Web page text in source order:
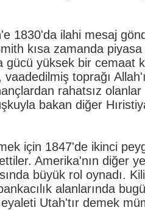
1830'da ilahi mesaj
kısa zamanda piyasa
gücü yüksek bir cemaat
toprağı
rahatsız olanlar
bakan diğer
için 1847'de ikinci
Amerika'nın diğer
büyük rol oynadı.
alanlarında
Utah'tır demek